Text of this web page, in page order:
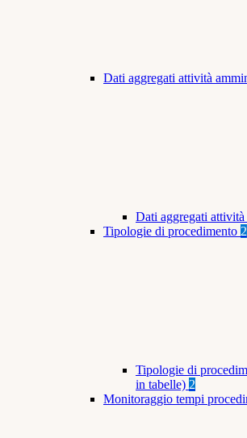
Dati aggregati attività
Dati aggregati
Tipologie di procedimento 2
Tipologie di
in tabelle) 2
Monitoraggio tempi